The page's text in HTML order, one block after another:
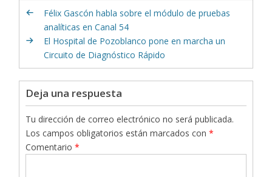
Félix Gascón habla sobre el módulo de pruebas
analíticas en Canal 54
El Hospital de Pozoblanco pone en marcha un
Circuito de Diagnóstico Rápido
Deja una respuesta
Tu dirección de correo electrónico no será publicada.
Los campos obligatorios están marcados con*
Comentario*